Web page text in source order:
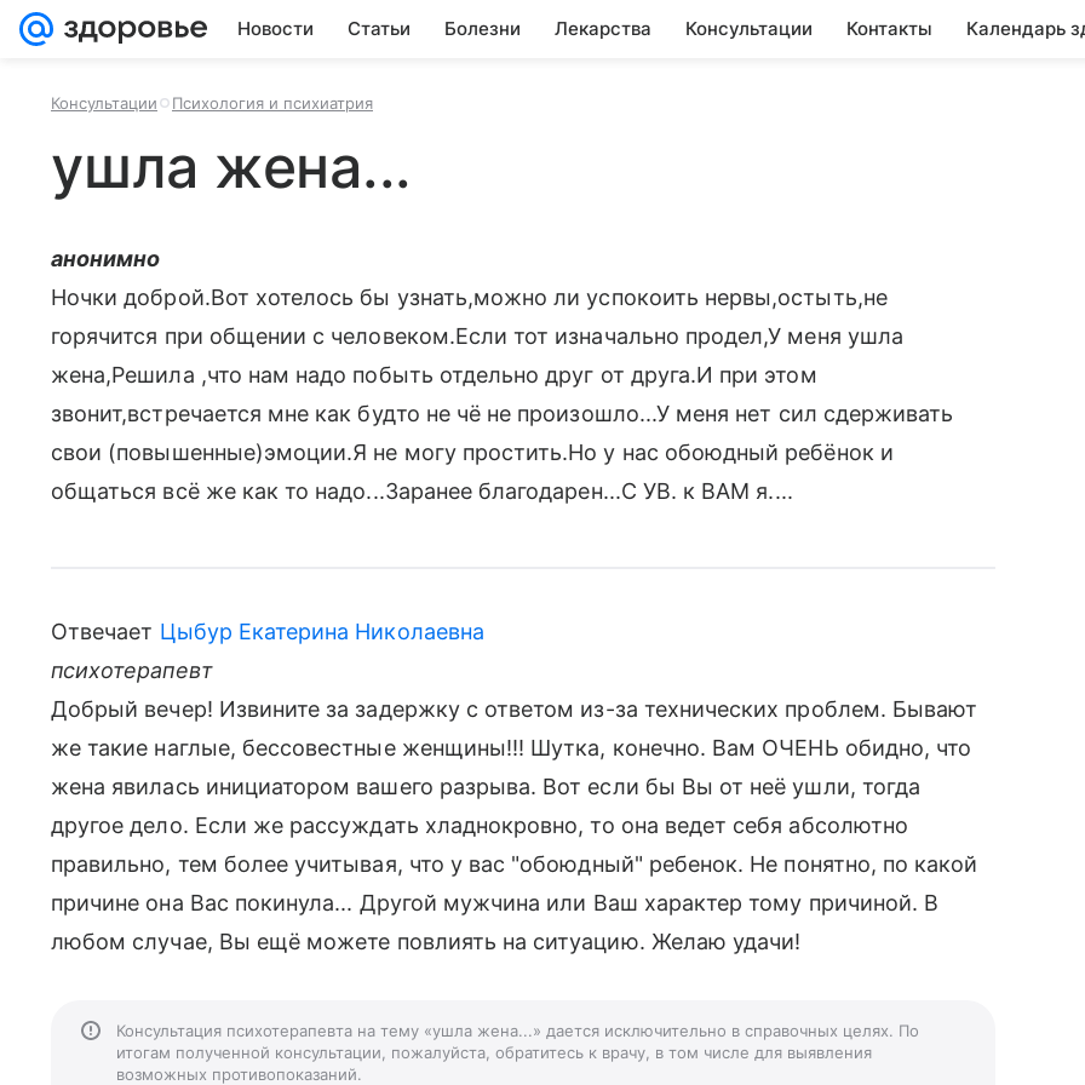
Новости Статьи Болезни Лекарства Консультации Контакты Календарь
Консультации Психология и психиатрия
ушла жена...
анонимно
Ночки доброй.Вот хотелось бы узнать,можно ли успокоить нервы,остыть,не
горячится при общении с человеком.Если тот изначально продел,У меня ушла
жена,Решила ,что нам надо побыть отдельно друг от друга.И при этом
звонит,встречается мне как будто не чё не произошло...У меня нет сил сдерживать
свои (повышенные)эмоции.Я не могу простить.Но у нас обоюдный ребёнок и
общаться всё же как то надо...Заранее благодарен...С УВ. к ВАМ я....
Отвечает Цыбур Екатерина Николаевна
психотерапевт
Добрый вечер! Извините за задержку с ответом из-за технических проблем. Бывают
же такие наглые, бессовестные женщины!!! Шутка, конечно. Вам ОЧЕНЬ обидно, что
жена явилась инициатором вашего разрыва. Вот если бы Вы от неё ушли, тогда
другое дело. Если же рассуждать хладнокровно, то она ведет себя абсолютно
правильно, тем более учитывая, что у вас "обоюдный" ребенок. Не понятно, по какой
причине она Вас покинула... Другой мужчина или Ваш характер тому причиной. В
любом случае, Вы ещё можете повлиять на ситуацию. Желаю удачи!
Консультация психотерапевта на тему «ушла жена...» дается исключительно в справочных целях. По
итогам полученной консультации, пожалуйста, обратитесь к врачу, в том числе для выявления
возможных противопоказаний.